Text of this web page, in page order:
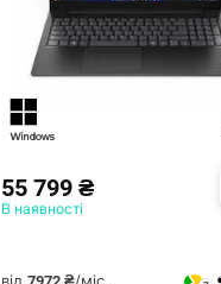
55 799 ₴
В наявності